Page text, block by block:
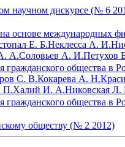
научном дискурсе (№ 6
основе международных
Е. Б.Неклесса А. И.
А.Соловьев А. И.Петухов
гражданского общества в
С. В.Кокарева А. Н.
П.Халий И. А.Никовская Л.
гражданского общества в
обществу (№ 2 2012)